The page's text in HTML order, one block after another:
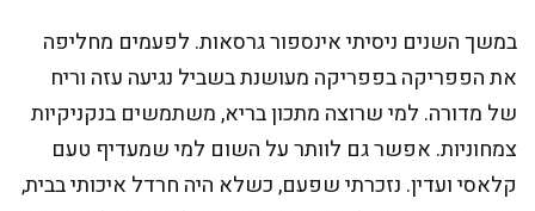
במשך השנים ניסיתי אינספור גרסאות. לפעמים מחליפה
את הפפריקה בפפריקה מעושנת בשביל נגיעה עזה וריח
של מדורה. למי שרוצה מתכון בריא, משתמשים בנקניקיות
צמחוניות. אפשר גם לוותר על השום למי שמעדיף טעם
קלאסי ועדין. נזכרתי שפעם, כשלא היה חרדל איכותי בבית,